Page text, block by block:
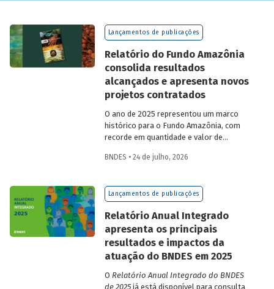
Lançamentos de publicações
Relatório do Fundo Amazônia
consolida resultados
alcançados e apresenta novos
projetos contratados
O ano de 2025 representou um marco
histórico para o Fundo Amazônia, com
recorde em quantidade e valor de
desembolsos: foram 22 operações
bilhões, além de R$ 387 milhões
desembolsados. Ainda no período, foram
BNDES • 24 de julho, 2026
Lançamentos de publicações
Relatório Anual Integrado
apresenta os principais
resultados e impactos da
atuação do BNDES em 2025
O Relatório Anual Integrado do BNDES
de 2025já está disponível para consulta